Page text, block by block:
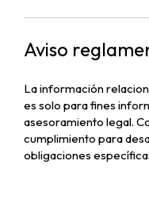
Aviso
La información
es solo para fines
asesoramiento legal.
cumplimiento para
obligaciones